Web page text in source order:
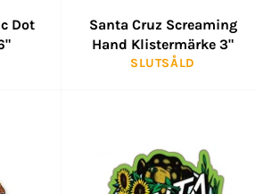
Dot
Santa Cruz Screaming
Hand Klistermärke 3"
SLUTSÅLD